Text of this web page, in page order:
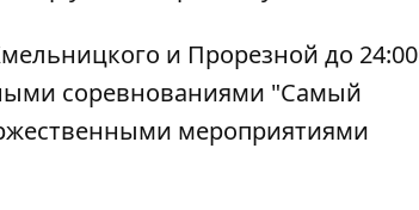
и Прорезной до 24:00
соревнованиями "Самый
мероприятиями